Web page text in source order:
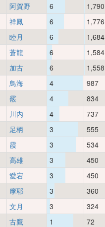
阿賀野 6 1,790
祥鳳 6 1,776
睦月 6 1,684
蒼龍 6 1,584
加古 6 1,558
鳥海 4 987
霰 4 834
川内 4 737
足柄 3 555
霞 3 534
高雄 3 450
愛宕 3 450
摩耶 3 360
文月 3 324
古鷹 1 72